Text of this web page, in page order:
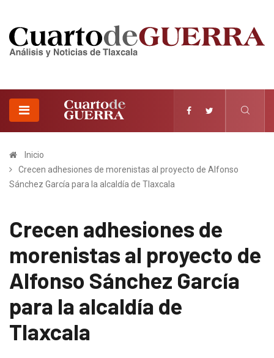
Inicio
Crecen adhesiones de morenistas al proyecto de Alfonso
Sánchez García para la alcaldía de Tlaxcala
Crecen adhesiones de
morenistas al proyecto de
Alfonso Sánchez García
para la alcaldía de
Tlaxcala